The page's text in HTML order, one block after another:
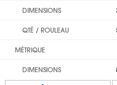
DIMENSIONS
QTÉ / ROULEAU
MÉTRIQUE
DIMENSIONS